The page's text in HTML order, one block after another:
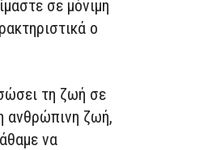
σε μόνιμη
ο
τη ζωή σε
ανθρώπινη ζωή,
να